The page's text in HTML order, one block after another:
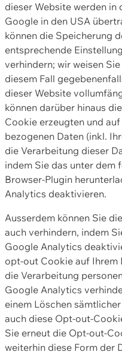
dieser Website werden in
Google in den USA
können die Speicherung
entsprechende
verhindern; wir weisen
diesem Fall
dieser Website
können darüber hinaus
Cookie erzeugten und
bezogenen Daten (inkl.
die Verarbeitung dieser
indem Sie das unter dem
Browser-Plugin
Analytics deaktivieren.
Ausserdem können Sie
auch verhindern, indem
Google Analytics
opt-out Cookie auf
die Verarbeitung
Google Analytics
einem Löschen
auch diese Opt-out-
Sie erneut die Opt-out-
weiterhin diese Form der